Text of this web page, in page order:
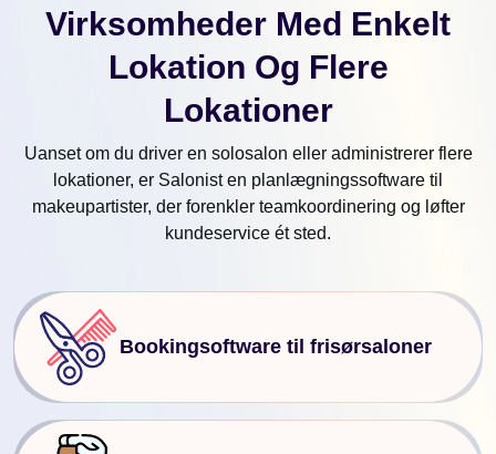
Virksomheder Med Enkelt
Lokation Og Flere
Lokationer
Uanset om du driver en solosalon eller administrerer flere
lokationer, er Salonist en planlægningssoftware til
makeupartister, der forenkler teamkoordinering og løfter
kundeservice ét sted.
Bookingsoftware til frisørsaloner